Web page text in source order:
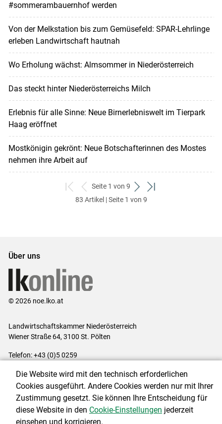
#sommerambauernhof werden
Von der Melkstation bis zum Gemüsefeld: SPAR-Lehrlinge
erleben Landwirtschaft hautnah
Wo Erholung wächst: Almsommer in Niederösterreich
Das steckt hinter Niederösterreichs Milch
Erlebnis für alle Sinne: Neue Birnerlebniswelt im Tierpark
Haag eröffnet
Mostkönigin gekrönt: Neue Botschafterinnen des Mostes
nehmen ihre Arbeit auf
zum
ersten
zurück
zum
Seite 1 von 9
weiter
zum
zum
83 Artikel | Seite 1 von 9
Über uns
© 2026 noe.lko.at
Landwirtschaftskammer Niederösterreich
Wiener Straße 64, 3100 St. Pölten
Telefon: +43 (0)5 0259
Impressum|Kontakt|Datenschutzerklärung|Barrierefreiheit|
Cookie-Einstellungen
Die Website wird mit den technisch erforderlichen
Cookies ausgeführt. Andere Cookies werden nur mit Ihrer
Zustimmung gesetzt. Sie können Ihre Entscheidung für
diese Website in den Cookie-Einstellungen jederzeit
einsehen und korrigieren.